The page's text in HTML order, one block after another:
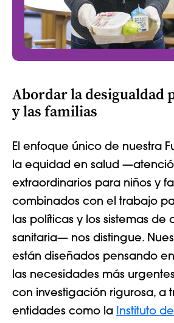
Abordar la desigualdad
y las familias
El enfoque único de nuestra
la equidad en salud
extraordinarios para niños y
combinados con el trabajo
las políticas y los sistemas de
sanitaria— nos distingue.
están diseñados pensando
las necesidades más
con investigación rigurosa, a
entidades como la Instituto